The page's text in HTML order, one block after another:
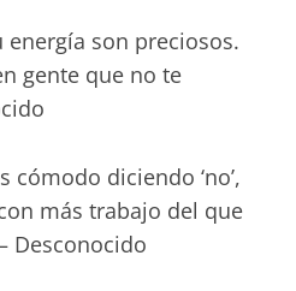
energía son preciosos.
gente que no te
cómodo diciendo ‘no’,
más trabajo del que
Desconocido